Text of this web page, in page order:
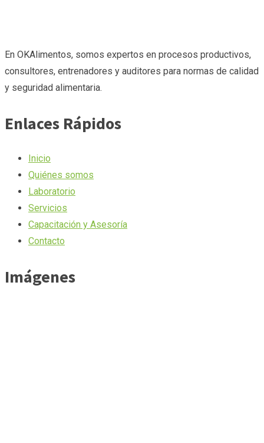
En OKAlimentos, somos expertos en procesos productivos,
consultores, entrenadores y auditores para normas de calidad
y seguridad alimentaria.
Enlaces Rápidos
Inicio
Quiénes somos
Laboratorio
Servicios
Capacitación y Asesoría
Contacto
Imágenes